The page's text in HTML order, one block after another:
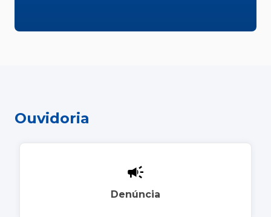
Ouvidoria
Denúncia